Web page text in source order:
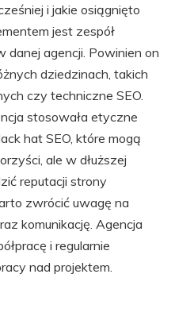
i jakie osiągnięto
jest zespół
danej agencji. Powinien on
dziedzinach, takich
czy techniczne SEO.
stosowała etyczne
hat SEO, które mogą
ale w dłuższej
reputacji strony
zwrócić uwagę na
komunikację. Agencja
i regularnie
nad projektem.